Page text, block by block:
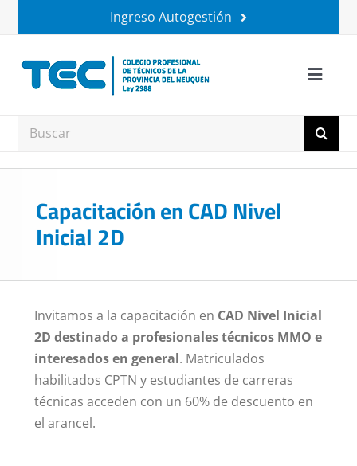
Ingreso Autogestión
Toggle
Matriculados
Trámites
+ Beneficios
Contacto
Buscar:
Capacitación en CAD Nivel
Inicial 2D
Invitamos a la capacitación en CAD Nivel Inicial
2D destinado a profesionales técnicos MMO e
interesados en general. Matriculados
habilitados CPTN y estudiantes de carreras
técnicas acceden con un 60% de descuento en
el arancel.